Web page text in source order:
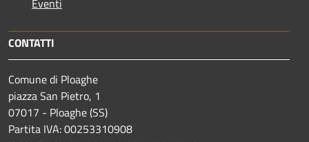
Eventi
CONTATTI
Comune di Ploaghe
piazza San Pietro, 1
07017 - Ploaghe (SS)
Partita IVA: 00253310908